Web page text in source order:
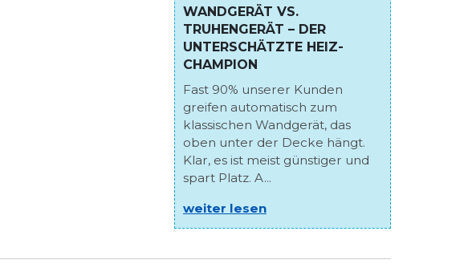
WANDGERÄT VS.
TRUHENGERÄT – DER
UNTERSCHÄTZTE HEIZ-
CHAMPION
Fast 90% unserer Kunden
greifen automatisch zum
klassischen Wandgerät, das
oben unter der Decke hängt.
Klar, es ist meist günstiger und
spart Platz. A...
weiter lesen